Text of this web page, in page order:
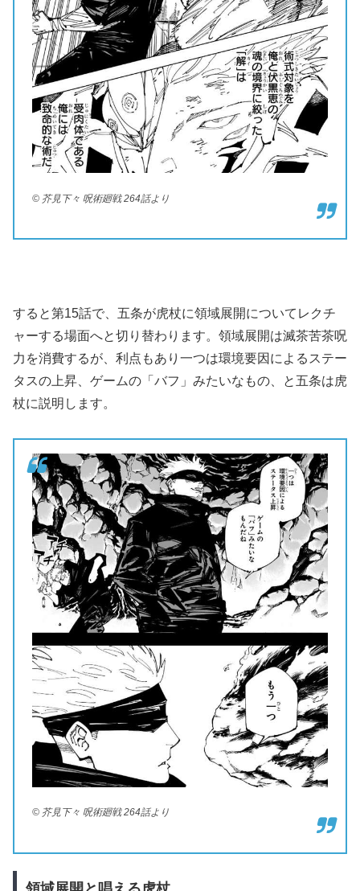
© 芥見下々 呪術廻戦 264話より
すると第15話で、五条が虎杖に領域展開についてレクチ
ャーする場面へと切り替わります。領域展開は滅茶苦茶呪
力を消費するが、利点もあり一つは環境要因によるステー
タスの上昇、ゲームの「バフ」みたいなもの、と五条は虎
杖に説明します。
© 芥見下々 呪術廻戦 264話より